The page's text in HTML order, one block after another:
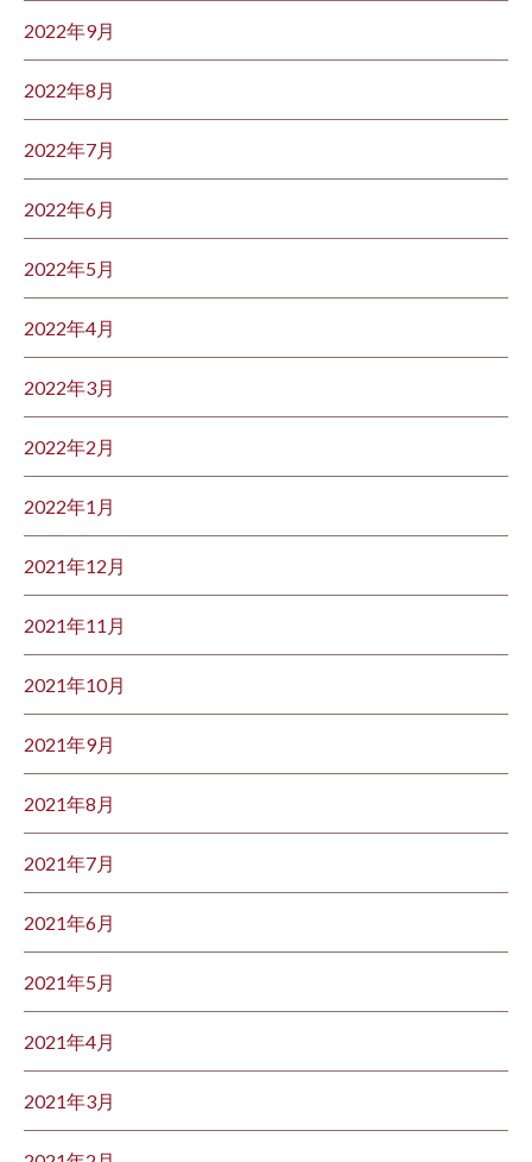
2022年9月
2022年8月
2022年7月
2022年6月
2022年5月
2022年4月
2022年3月
2022年2月
2022年1月
2021年12月
2021年11月
2021年10月
2021年9月
2021年8月
2021年7月
2021年6月
2021年5月
2021年4月
2021年3月